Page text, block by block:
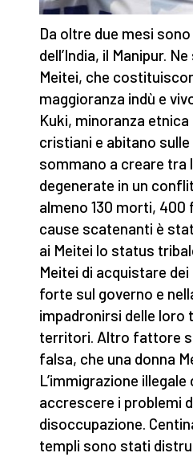
Da oltre due mesi
dell’India, il Manipur.
Meitei, che
maggioranza indù e
Kuki, minoranza
cristiani e abitano
sommano a creare tra
degenerate in un
almeno 130 morti, 400
cause scatenanti è
ai Meitei lo status
Meitei di acquistare
forte sul governo e
impadronirsi delle loro
territori. Altro fattore
falsa, che una donna
L’immigrazione
accrescere i problemi
disoccupazione.
templi sono stati